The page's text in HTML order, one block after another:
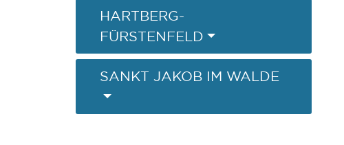
HARTBERG-
FÜRSTENFELD
SANKT JAKOB IM WALDE